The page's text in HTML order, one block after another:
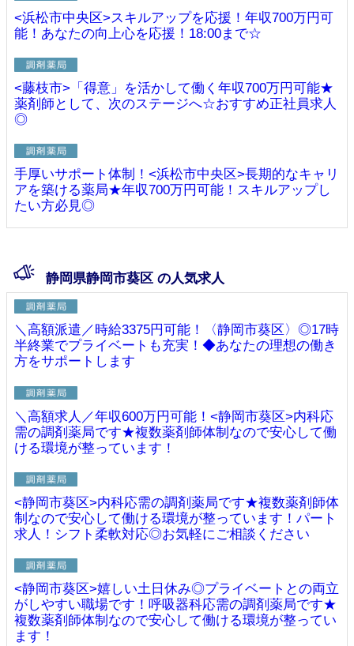
<浜松市中央区>スキルアップを応援！年収700万円可
能！あなたの向上心を応援！18:00まで☆
<藤枝市>「得意」を活かして働く年収700万円可能★
薬剤師として、次のステージへ☆おすすめ正社員求人
◎
手厚いサポート体制！<浜松市中央区>長期的なキャリ
アを築ける薬局★年収700万円可能！スキルアップし
たい方必見◎
静岡県静岡市葵区 の人気求人
＼高額派遣／時給3375円可能！〈静岡市葵区〉◎17時
半終業でプライベートも充実！◆あなたの理想の働き
方をサポートします
＼高額求人／年収600万円可能！<静岡市葵区>内科応
需の調剤薬局です★複数薬剤師体制なので安心して働
ける環境が整っています！
<静岡市葵区>内科応需の調剤薬局です★複数薬剤師体
制なので安心して働ける環境が整っています！パート
求人！シフト柔軟対応◎お気軽にご相談ください
<静岡市葵区>嬉しい土日休み◎プライベートとの両立
がしやすい職場です！呼吸器科応需の調剤薬局です★
複数薬剤師体制なので安心して働ける環境が整ってい
ます！